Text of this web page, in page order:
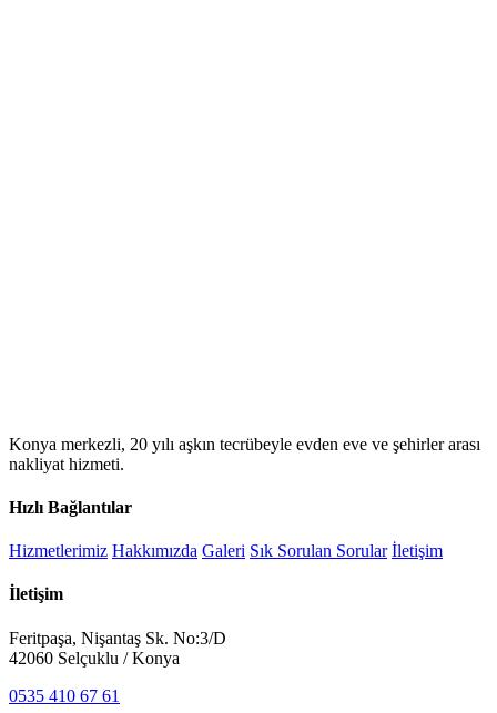
Konya merkezli, 20 yılı aşkın tecrübeyle evden eve ve şehirler arası
nakliyat hizmeti.
Hızlı Bağlantılar
Hizmetlerimiz Hakkımızda Galeri Sık Sorulan Sorular İletişim
İletişim
Feritpaşa, Nişantaş Sk. No:3/D
42060 Selçuklu / Konya
0535 410 67 61